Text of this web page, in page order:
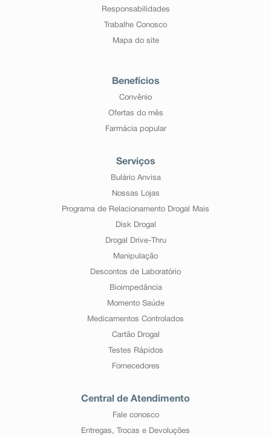
Responsabilidades
Trabalhe Conosco
Mapa do site
Benefícios
Convênio
Ofertas do mês
Farmácia popular
Serviços
Bulário Anvisa
Nossas Lojas
Programa de Relacionamento Drogal Mais
Disk Drogal
Drogal Drive-Thru
Manipulação
Descontos de Laboratório
Bioimpedância
Momento Saúde
Medicamentos Controlados
Cartão Drogal
Testes Rápidos
Fornecedores
Central de Atendimento
Fale conosco
Entregas, Trocas e Devoluções